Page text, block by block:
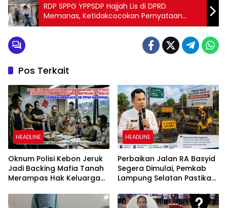
RDP SPPG YPPSDP Hajjah Lis di DPRD
Memanas, Ketidakcocokan Pernyataan
Ketua Satgas MBG Lampung Utara
Pos Terkait
HEADLINE
Oknum Polisi Kebon Jeruk
Jadi Backing Mafia Tanah
Merampas Hak Keluarga
Sutarman
HEADLINE
Perbaikan Jalan RA Basyid
Segera Dimulai, Pemkab
Lampung Selatan Pastikan
Aman dan Nyaman